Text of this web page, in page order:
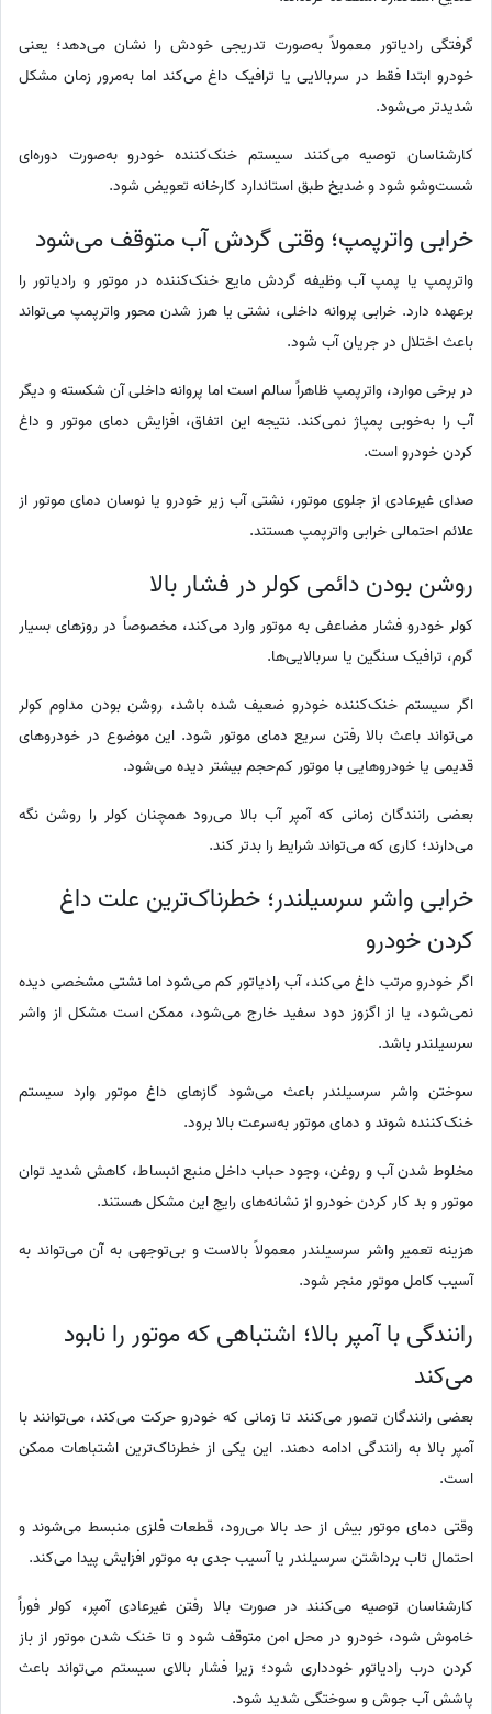
گرفتگی رادیاتور معمولاً به‌صورت تدریجی خودش را نشان می‌دهد؛ یعنی
خودرو ابتدا فقط در سربالایی یا ترافیک داغ می‌کند اما به‌مرور زمان مشکل
شدیدتر می‌شود.
کارشناسان توصیه می‌کنند سیستم خنک‌کننده خودرو به‌صورت دوره‌ای
شست‌وشو شود و ضدیخ طبق استاندارد کارخانه تعویض شود.
خرابی واترپمپ؛ وقتی گردش آب متوقف می‌شود
واترپمپ یا پمپ آب وظیفه گردش مایع خنک‌کننده در موتور و رادیاتور را
برعهده دارد. خرابی پروانه داخلی، نشتی یا هرز شدن محور واترپمپ می‌تواند
باعث اختلال در جریان آب شود.
در برخی موارد، واترپمپ ظاهراً سالم است اما پروانه داخلی آن شکسته و دیگر
آب را به‌خوبی پمپاژ نمی‌کند. نتیجه این اتفاق، افزایش دمای موتور و داغ
کردن خودرو است.
صدای غیرعادی از جلوی موتور، نشتی آب زیر خودرو یا نوسان دمای موتور از
علائم احتمالی خرابی واترپمپ هستند.
روشن بودن دائمی کولر در فشار بالا
کولر خودرو فشار مضاعفی به موتور وارد می‌کند، مخصوصاً در روزهای بسیار
گرم، ترافیک سنگین یا سربالایی‌ها.
اگر سیستم خنک‌کننده خودرو ضعیف شده باشد، روشن بودن مداوم کولر
می‌تواند باعث بالا رفتن سریع دمای موتور شود. این موضوع در خودروهای
قدیمی یا خودروهایی با موتور کم‌حجم بیشتر دیده می‌شود.
بعضی رانندگان زمانی که آمپر آب بالا می‌رود همچنان کولر را روشن نگه
می‌دارند؛ کاری که می‌تواند شرایط را بدتر کند.
خرابی واشر سرسیلندر؛ خطرناک‌ترین علت داغ
کردن خودرو
اگر خودرو مرتب داغ می‌کند، آب رادیاتور کم می‌شود اما نشتی مشخصی دیده
نمی‌شود، یا از اگزوز دود سفید خارج می‌شود، ممکن است مشکل از واشر
سرسیلندر باشد.
سوختن واشر سرسیلندر باعث می‌شود گازهای داغ موتور وارد سیستم
خنک‌کننده شوند و دمای موتور به‌سرعت بالا برود.
مخلوط شدن آب و روغن، وجود حباب داخل منبع انبساط، کاهش شدید توان
موتور و بد کار کردن خودرو از نشانه‌های رایج این مشکل هستند.
هزینه تعمیر واشر سرسیلندر معمولاً بالاست و بی‌توجهی به آن می‌تواند به
آسیب کامل موتور منجر شود.
رانندگی با آمپر بالا؛ اشتباهی که موتور را نابود
می‌کند
بعضی رانندگان تصور می‌کنند تا زمانی که خودرو حرکت می‌کند، می‌توانند با
آمپر بالا به رانندگی ادامه دهند. این یکی از خطرناک‌ترین اشتباهات ممکن
است.
وقتی دمای موتور بیش از حد بالا می‌رود، قطعات فلزی منبسط می‌شوند و
احتمال تاب برداشتن سرسیلندر یا آسیب جدی به موتور افزایش پیدا می‌کند.
کارشناسان توصیه می‌کنند در صورت بالا رفتن غیرعادی آمپر، کولر فوراً
خاموش شود، خودرو در محل امن متوقف شود و تا خنک شدن موتور از باز
کردن درب رادیاتور خودداری شود؛ زیرا فشار بالای سیستم می‌تواند باعث
پاشش آب جوش و سوختگی شدید شود.